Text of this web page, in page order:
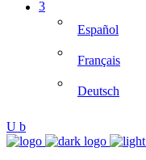
Español
Français
Deutsch